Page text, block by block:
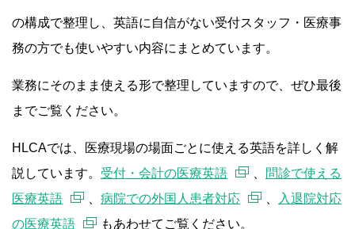
の構成で整理し、英語に自信がない受付スタッフ・医療事
務の方でも使いやすい内容にまとめています。
業務にそのまま使える形で整理していますので、ぜひ最後
までご覧ください。
HLCAでは、医療現場の場面ごとに使える英語を詳しく解
説しています。 受付・会計の医療英語
問診で使える
医療英語
病院での外国人患者対応
入退院対応
の医療英語
もあわせてご覧ください。